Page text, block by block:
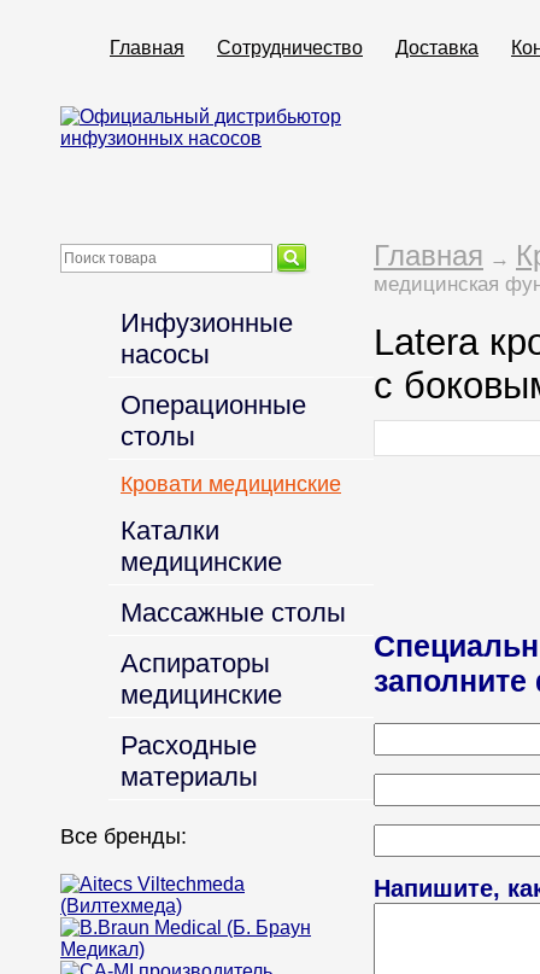
Главная Сотрудничество Доставка
Главная →
медицинская
Latera
с
Напишите,
Инфузионные
насосы
Операционные
столы
Кровати медицинские
Каталки
медицинские
Массажные столы
Аспираторы
медицинские
Расходные
материалы
Все бренды: